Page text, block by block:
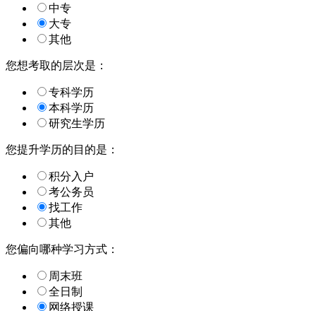
中专
大专
其他
您想考取的层次是：
专科学历
本科学历
研究生学历
您提升学历的目的是：
积分入户
考公务员
找工作
其他
您偏向哪种学习方式：
周末班
全日制
网络授课